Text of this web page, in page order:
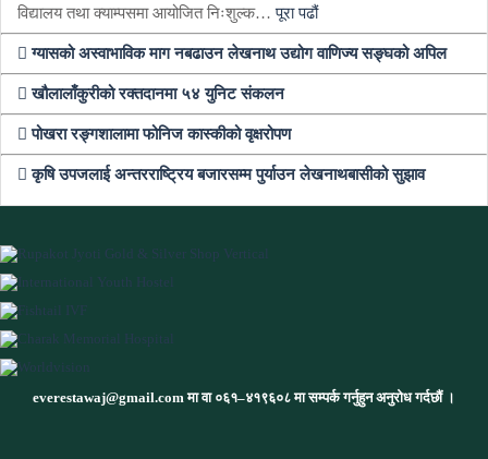
विद्यालय तथा क्याम्पसमा आयोजित निःशुल्क…पूरा पढौं
ग्यासको अस्वाभाविक माग नबढाउन लेखनाथ उद्योग वाणिज्य सङ्घको अपिल
खौलालाँकुरीको रक्तदानमा ५४ युनिट संकलन
पोखरा रङ्गशालामा फोनिज कास्कीको वृक्षरोपण
कृषि उपजलाई अन्तरराष्ट्रिय बजारसम्म पुर्याउन लेखनाथबासीको सुझाव
everestawaj@gmail.com मा वा ०६१–४१९६०८ मा सम्पर्क गर्नुहुन अनुरोध गर्दछौं ।